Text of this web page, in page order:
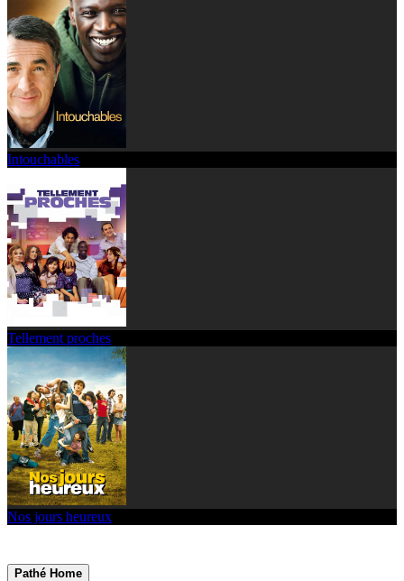
Intouchables
Tellement proches
Nos jours heureux
Pathé Home